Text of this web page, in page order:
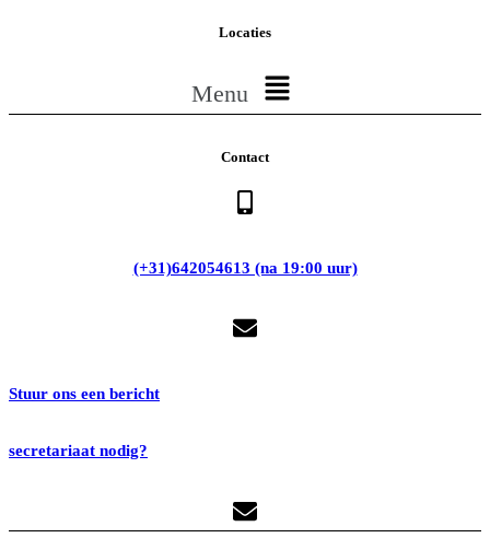
Locaties
Menu
Contact
(+31)642054613 (na 19:00 uur)
Stuur ons een bericht
secretariaat nodig?